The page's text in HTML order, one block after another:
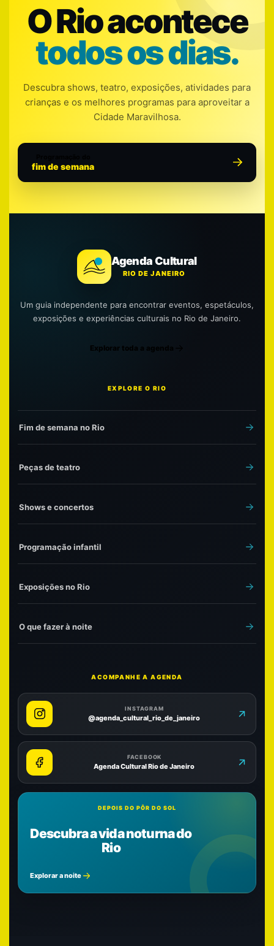
O Rio acontece
todos os dias.
Descubra shows, teatro, exposições, atividades para
crianças e os melhores programas para aproveitar a
Cidade Maravilhosa.
fim de semana
Agenda Cultural
RIO DE JANEIRO
Um guia independente para encontrar eventos, espetáculos,
exposições e experiências culturais no Rio de Janeiro.
Explorar toda a agenda
EXPLORE O RIO
Fim de semana no Rio
Peças de teatro
Shows e concertos
Programação infantil
Exposições no Rio
O que fazer à noite
ACOMPANHE A AGENDA
INSTAGRAM
@agenda_cultural_rio_de_janeiro
FACEBOOK
Agenda Cultural Rio de Janeiro
DEPOIS DO PÔR DO SOL
Descubra a vida noturna do
Rio
Explorar a noite